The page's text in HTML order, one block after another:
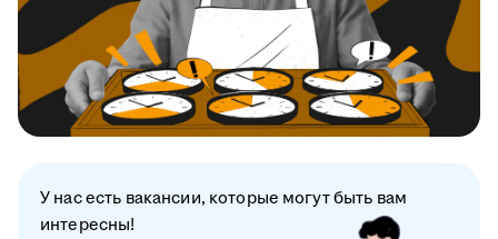
У нас есть вакансии, которые могут быть вам
интересны!